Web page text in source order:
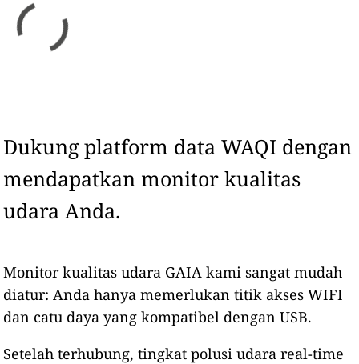
Dukung platform data WAQI dengan
mendapatkan monitor kualitas
udara Anda.
Monitor kualitas udara GAIA kami sangat mudah
diatur: Anda hanya memerlukan titik akses WIFI
dan catu daya yang kompatibel dengan USB.
Setelah terhubung, tingkat polusi udara real-time